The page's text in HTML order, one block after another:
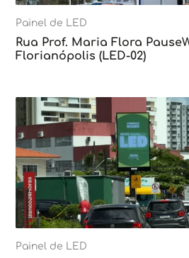
Painel de LED
Rua Prof. Maria Flora
Florianópolis (LED-02)
Painel de LED